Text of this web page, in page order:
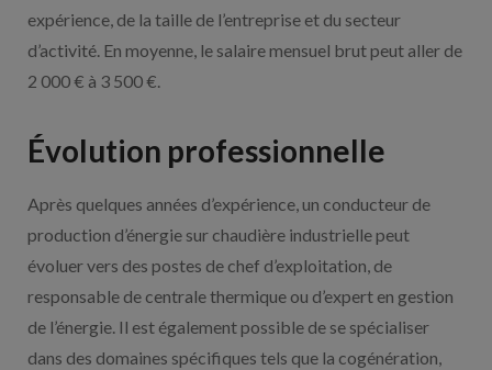
expérience, de la taille de l’entreprise et du secteur
d’activité. En moyenne, le salaire mensuel brut peut aller de
2 000 € à 3 500 €.
Évolution professionnelle
Après quelques années d’expérience, un conducteur de
production d’énergie sur chaudière industrielle peut
évoluer vers des postes de chef d’exploitation, de
responsable de centrale thermique ou d’expert en gestion
de l’énergie. Il est également possible de se spécialiser
dans des domaines spécifiques tels que la cogénération,